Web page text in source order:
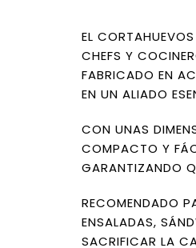
EL
CHEFS Y
FABRICADO EN
EN UN ALIADO
CON UNAS
COMPACTO Y
GARANTIZANDO
RECOMENDADO
ENSALADAS,
SACRIFICAR LA